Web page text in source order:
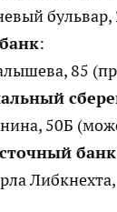
бульвар,
:
85
50Б
банк